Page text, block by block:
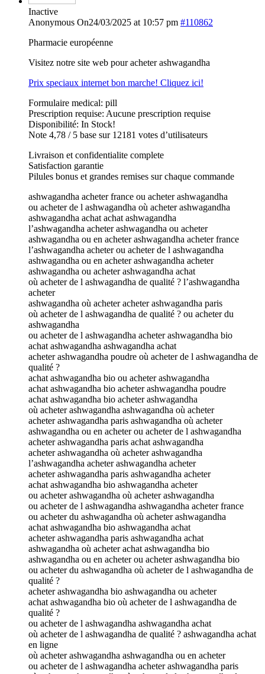
Inactive
Anonymous On24/03/2025 at 10:57 pm #110862
Pharmacie européenne
Visitez notre site web pour acheter ashwagandha
Prix speciaux internet bon marche! Cliquez ici!
Formulaire medical: pill
Prescription requise: Aucune prescription requise
Disponibilité: In Stock!
Note 4,78 / 5 base sur 12181 votes d’utilisateurs
Livraison et confidentialite complete
Satisfaction garantie
Pilules bonus et grandes remises sur chaque commande
ashwagandha acheter france ou acheter ashwagandha
ou acheter de l ashwagandha où acheter ashwagandha
ashwagandha achat achat ashwagandha
l’ashwagandha acheter ashwagandha ou acheter
ashwagandha ou en acheter ashwagandha acheter france
l’ashwagandha acheter ou acheter de l ashwagandha
ashwagandha ou en acheter ashwagandha acheter
ashwagandha ou acheter ashwagandha achat
où acheter de l ashwagandha de qualité ? l’ashwagandha
acheter
ashwagandha où acheter acheter ashwagandha paris
où acheter de l ashwagandha de qualité ? ou acheter du
ashwagandha
ou acheter de l ashwagandha acheter ashwagandha bio
achat ashwagandha ashwagandha achat
acheter ashwagandha poudre où acheter de l ashwagandha de
qualité ?
achat ashwagandha bio ou acheter ashwagandha
achat ashwagandha bio acheter ashwagandha poudre
achat ashwagandha bio acheter ashwagandha
où acheter ashwagandha ashwagandha où acheter
acheter ashwagandha paris ashwagandha où acheter
ashwagandha ou en acheter ou acheter de l ashwagandha
acheter ashwagandha paris achat ashwagandha
acheter ashwagandha où acheter ashwagandha
l’ashwagandha acheter ashwagandha acheter
acheter ashwagandha paris ashwagandha acheter
achat ashwagandha bio ashwagandha acheter
ou acheter ashwagandha où acheter ashwagandha
ou acheter de l ashwagandha ashwagandha acheter france
ou acheter du ashwagandha où acheter ashwagandha
achat ashwagandha bio ashwagandha achat
acheter ashwagandha paris ashwagandha achat
ashwagandha où acheter achat ashwagandha bio
ashwagandha ou en acheter ou acheter ashwagandha bio
ou acheter du ashwagandha où acheter de l ashwagandha de
qualité ?
acheter ashwagandha bio ashwagandha ou acheter
achat ashwagandha bio où acheter de l ashwagandha de
qualité ?
ou acheter de l ashwagandha ashwagandha achat
où acheter de l ashwagandha de qualité ? ashwagandha achat
en ligne
où acheter ashwagandha ashwagandha ou en acheter
ou acheter de l ashwagandha acheter ashwagandha paris